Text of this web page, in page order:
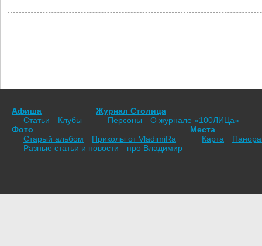
Афиша
Статьи
Клубы
Журнал Столица
Персоны
О журнале «100ЛИЦа»
Фото
Старый альбом
Приколы от VladimiRа
Места
Карта
Разные статьи и новости
про Владимир